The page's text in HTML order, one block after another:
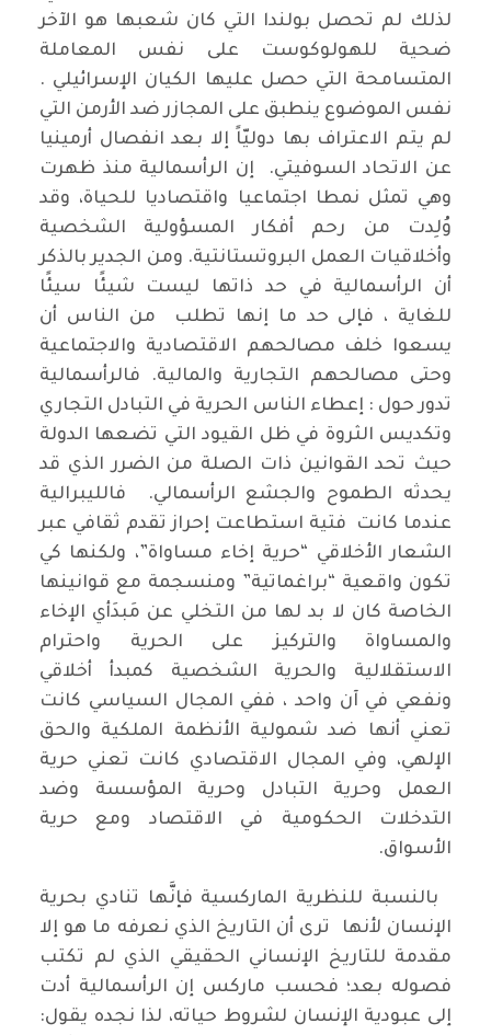
لذلك لم تحصل بولندا التي كان شعبها هو الآخر
ضحية للهولوكوست على نفس المعاملة
المتسامحة التي حصل عليها الكيان الإسرائيلي .
نفس الموضوع ينطبق على المجازر ضد الأرمن التي
لم يتم الاعتراف بها دوليّاً إلا بعد انفصال أرمينيا
عن الاتحاد السوفيتي. إن الرأسمالية منذ ظهرت
وهي تمثل نمطا اجتماعيا واقتصاديا للحياة، وقد
وُلِدت من رحم أفكار المسؤولية الشخصية
وأخلاقيات العمل البروتستانتية. ومن الجدير بالذكر
أن الرأسمالية في حد ذاتها ليست شيئًا سيئًا
للغاية ، فإلى حد ما إنها تطلب من الناس أن
يسعوا خلف مصالحهم الاقتصادية والاجتماعية
وحتى مصالحهم التجارية والمالية. فالرأسمالية
تدور حول : إعطاء الناس الحرية في التبادل التجاري
وتكديس الثروة في ظل القيود التي تضعها الدولة
حيث تحد القوانين ذات الصلة من الضرر الذي قد
يحدثه الطموح والجشع الرأسمالي. فالليبرالية
عندما كانت فتية استطاعت إحراز تقدم ثقافي عبر
الشعار الأخلاقي “حرية إخاء مساواة”، ولكنها كي
تكون واقعية “براغماتية” ومنسجمة مع قوانينها
الخاصة كان لا بد لها من التخلي عن مَبدَأي الإخاء
والمساواة والتركيز على الحرية واحترام
الاستقلالية والحرية الشخصية كمبدأ أخلاقي
ونفعي في آن واحد ، ففي المجال السياسي كانت
تعني أنها ضد شمولية الأنظمة الملكية والحق
الإلهي، وفي المجال الاقتصادي كانت تعني حرية
العمل وحرية التبادل وحرية المؤسسة وضد
التدخلات الحكومية في الاقتصاد ومع حرية
الأسواق.
بالنسبة للنظرية الماركسية فإنَّها تنادي بحرية
الإنسان لأنها ترى أن التاريخ الذي نعرفه ما هو إلا
مقدمة للتاريخ الإنساني الحقيقي الذي لم تكتب
فصوله بعد؛ فحسب ماركس إن الرأسمالية أدت
إلى عبودية الإنسان لشروط حياته، لذا نجده يقول: